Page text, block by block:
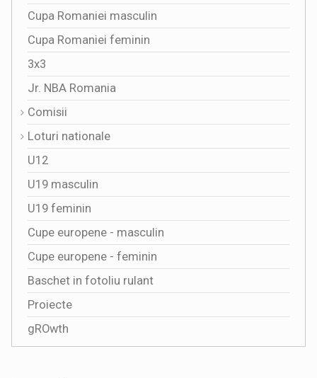
Cupa Romaniei masculin
Cupa Romaniei feminin
3x3
Jr. NBA Romania
Comisii
Loturi nationale
U12
U19 masculin
U19 feminin
Cupe europene - masculin
Cupe europene - feminin
Baschet in fotoliu rulant
Proiecte
gROwth